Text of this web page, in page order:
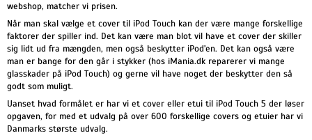
webshop, matcher vi prisen.
Når man skal vælge et cover til iPod Touch kan der være mange forskellige
faktorer der spiller ind. Det kan være man blot vil have et cover der skiller
sig lidt ud fra mængden, men også beskytter iPod'en. Det kan også være
man er bange for den går i stykker (hos iMania.dk reparerer vi mange
glasskader på iPod Touch) og gerne vil have noget der beskytter den så
godt som muligt.
Uanset hvad formålet er har vi et cover eller etui til iPod Touch 5 der løser
opgaven, for med et udvalg på over 600 forskellige covers og etuier har vi
Danmarks største udvalg.